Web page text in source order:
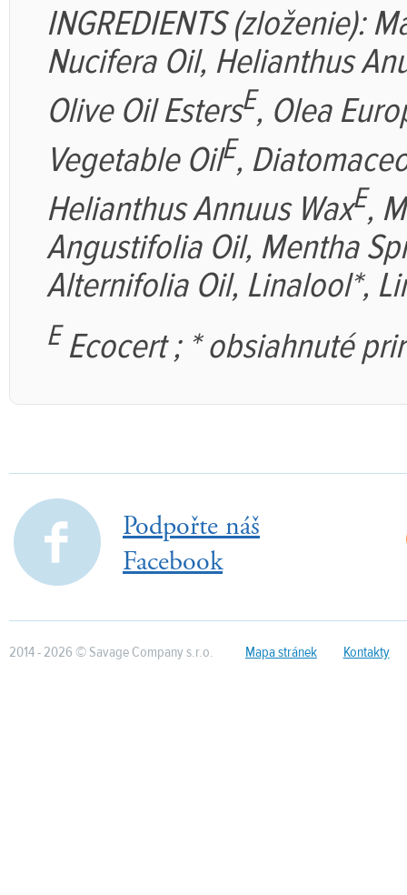
INGREDIENTS (zloženie):
Nucifera Oil, Helianthus
Olive Oil EstersE, Olea
Vegetable OilE,
Helianthus Annuus WaxE,
Angustifolia Oil, Mentha
Alternifolia Oil, Linalool*,
EEcocert ; * obsiahnuté
Podpořte náš
Facebook
2014 - 2026 © Savage Company s.r.o. Mapa stránek Kontakty